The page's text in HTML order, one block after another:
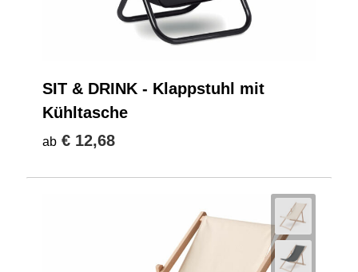
SIT & DRINK - Klappstuhl mit
Kühltasche
ab € 12,68